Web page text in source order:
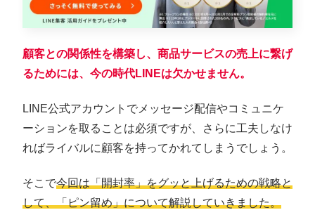
顧客との関係性を構築し、商品サービスの売上に繋げ
るためには、今の時代LINEは欠かせません。
LINE公式アカウントでメッセージ配信やコミュニケ
ーションを取ることは必須ですが、さらに工夫しなけ
ればライバルに顧客を持ってかれてしまうでしょう。
そこで今回は「開封率」をグッと上げるための戦略と
して、「ピン留め」について解説していきました。